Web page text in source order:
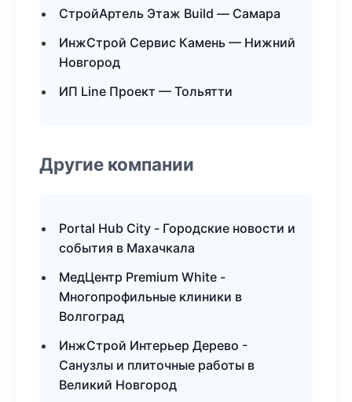
СтройАртель Этаж Build — Самара
ИнжСтрой Сервис Камень — Нижний
Новгород
ИП Line Проект — Тольятти
Другие компании
Portal Hub City - Городские новости и
события в Махачкала
МедЦентр Premium White -
Многопрофильные клиники в
Волгоград
ИнжСтрой Интерьер Дерево -
Санузлы и плиточные работы в
Великий Новгород